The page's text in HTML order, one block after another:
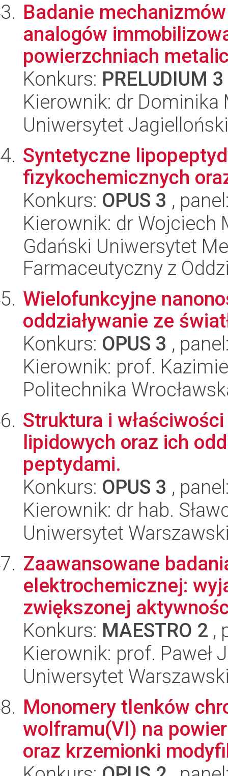
Badanie
analogów
powierzchniach
Konkurs: PRELUDIUM 3
Kierownik: dr Dominika
Uniwersytet
Syntetyczne
fizykochemicznych
Konkurs: OPUS 3 ,
Kierownik: dr Wojciech
Gdański Uniwersytet
Farmaceutyczny z
Wielofunkcyjne
oddziaływanie ze
Konkurs: OPUS 3 ,
Kierownik: prof.
Politechnika
Struktura i
lipidowych oraz ich
peptydami.
Konkurs: OPUS 3 ,
Kierownik: dr hab.
Uniwersytet
Zaawansowane
elektrochemicznej:
zwiększonej
Konkurs: MAESTRO 2 ,
Kierownik: prof. Paweł
Uniwersytet
Monomery tlenków
wolframu(VI) na
oraz krzemionki